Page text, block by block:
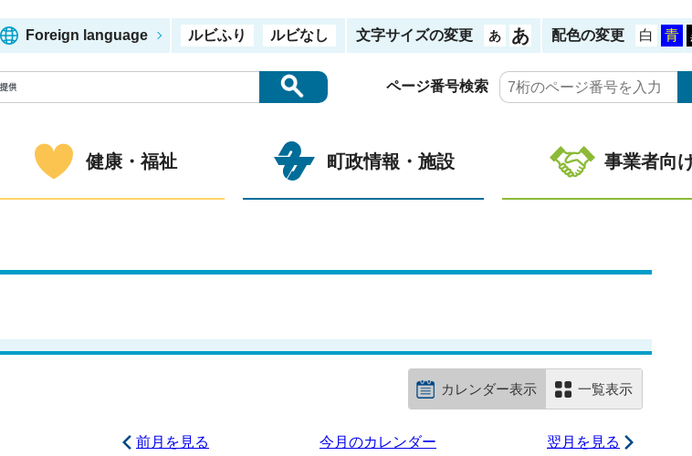
Foreign language ルビふり ルビなし 文字サイズの変更 配色の変更
ページ番号検索
健康・福祉 町政情報・施設 事業者向
カレンダー表示 一覧表示
前月を見る 今月のカレンダー 翌月を見る